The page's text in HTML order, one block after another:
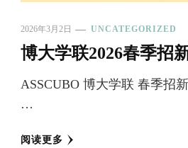
2026年3月2日 UNCATEGORIZED
博大学联2026春季招
ASSCUBO 博大学联 春季招
…
阅读更多